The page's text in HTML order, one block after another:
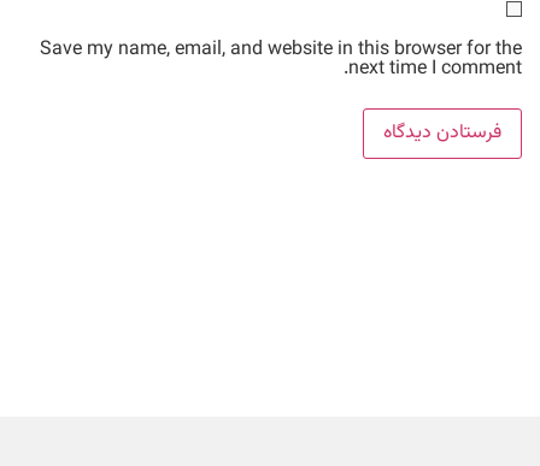
Save my name, email, and website in this browser for the
next time I comment.